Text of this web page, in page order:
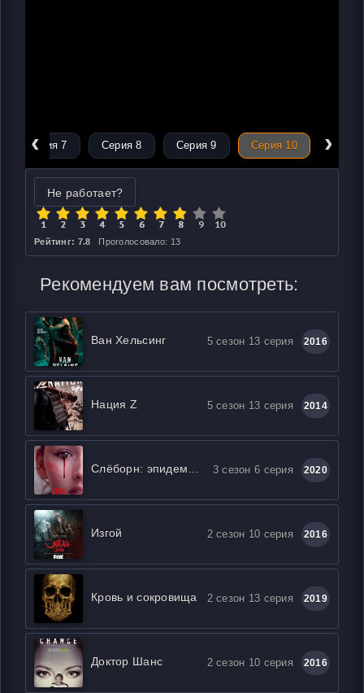
‹
Серия 7 Серия 8 Серия 9 Серия 10 ›
Не работает?
Рейтинг: 7.8 Проголосовало: 13
Рекомендуем вам посмотреть:
Ван Хельсинг 5 сезон 13 серия 2016
Нация Z 5 сезон 13 серия 2014
3 сезон 6 серия 2020
Изгой 2 сезон 10 серия 2016
Кровь и сокровища 2 сезон 13 серия 2019
Доктор Шанс 2 сезон 10 серия 2016